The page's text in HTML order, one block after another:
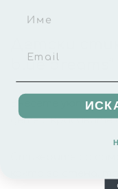
blue dreams“
Внесете уют и
дете с